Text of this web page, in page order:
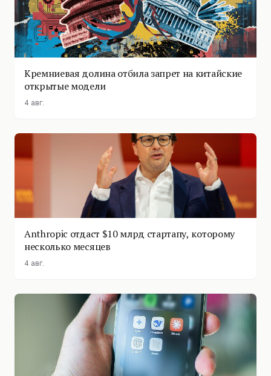
Кремниевая долина отбила запрет на китайские
открытые модели
4 авг.
Anthropic отдаст $10 млрд стартапу, которому
несколько месяцев
4 авг.